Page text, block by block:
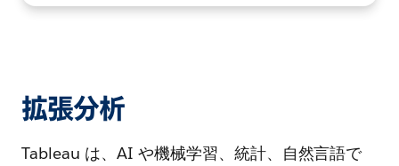
拡張分析
Tableau は、AI や機械学習、統計、自然言語で